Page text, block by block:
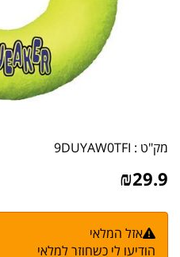
מק"ט : 9DUYAW0TFI
₪29.9
אזל המלאי
הודיעו לי כשחוזר למלאי